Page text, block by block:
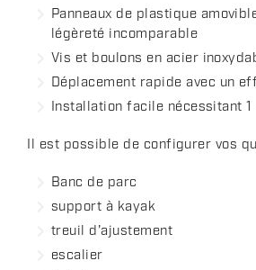
Panneaux de plastique
légèreté incomparable
Vis et boulons en acier
Déplacement rapide avec un
Installation facile nécessitant 1
Il est possible de configurer vos
Banc de parc
support à kayak
treuil d'ajustement
escalier